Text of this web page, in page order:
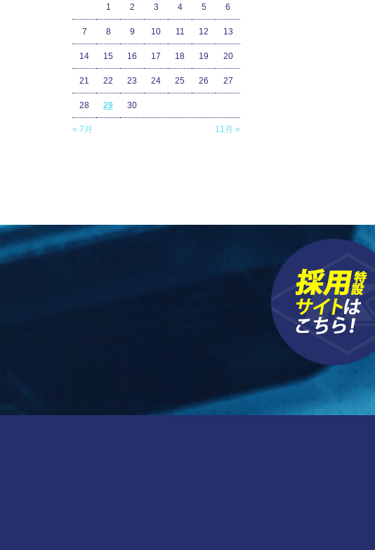
« 7月 11月 »
1 2 3 4 5 6
7 8 9 10 11 12 13
14 15 16 17 18 19 20
21 22 23 24 25 26 27
28 29 30